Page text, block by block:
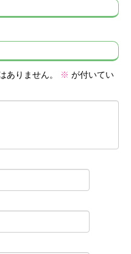
ありません。 ※ が付いてい